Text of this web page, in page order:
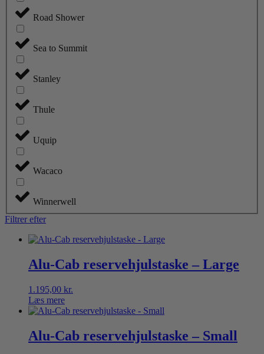
Road Shower
Sea to Summit
Stanley
Thule
Uquip
Wacaco
Winnerwell
Filtrer efter
Alu-Cab reservehjulstaske – Large
1.195,00 kr.
Læs mere
Alu-Cab reservehjulstaske – Small